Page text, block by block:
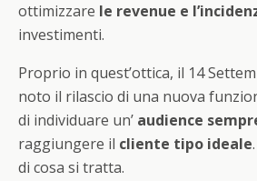
ottimizzare le revenue e
investimenti.
Proprio in quest’ottica, il 14
noto il rilascio di una nuova
di individuare un’ audience
raggiungere il cliente tipo ideale
di cosa si tratta.